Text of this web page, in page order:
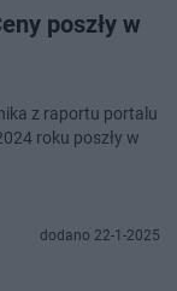
poszły w
z raportu portalu
roku poszły w
dodano 22-1-2025